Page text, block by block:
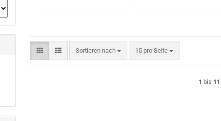
Sortieren nach
Sortieren nach 15 pro Seite
pro Seite
1 bis 11